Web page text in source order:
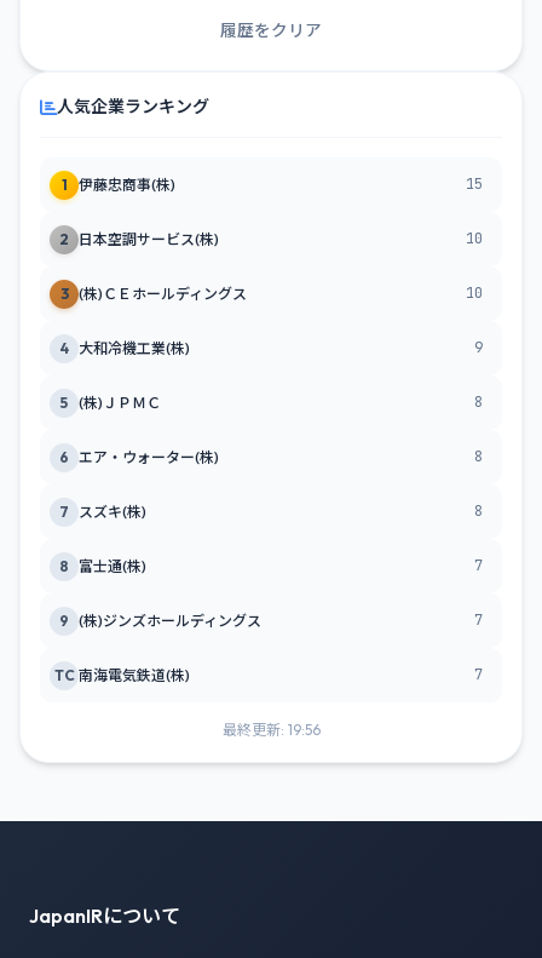
履歴をクリア
人気企業ランキング
1 伊藤忠商事(株) 15
2 日本空調サービス(株) 10
3 (株)ＣＥホールディングス 10
4 大和冷機工業(株) 9
5 (株)ＪＰＭＣ 8
6 エア・ウォーター(株) 8
7 スズキ(株) 8
8 富士通(株) 7
9 (株)ジンズホールディングス 7
TC 南海電気鉄道(株) 7
最終更新: 19:56
JapanIRについて